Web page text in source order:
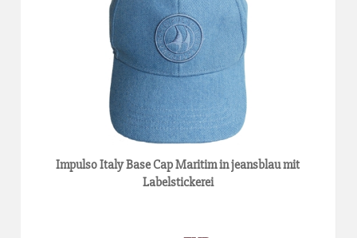
Impulso Italy Base Cap Maritim in jeansblau mit
Labelstickerei